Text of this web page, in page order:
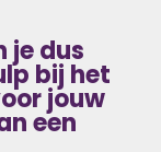
je dus
bij het
jouw
een